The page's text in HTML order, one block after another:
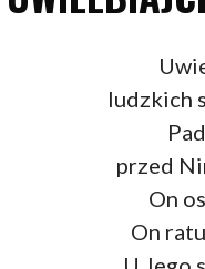
ludzkich
przed
On
On